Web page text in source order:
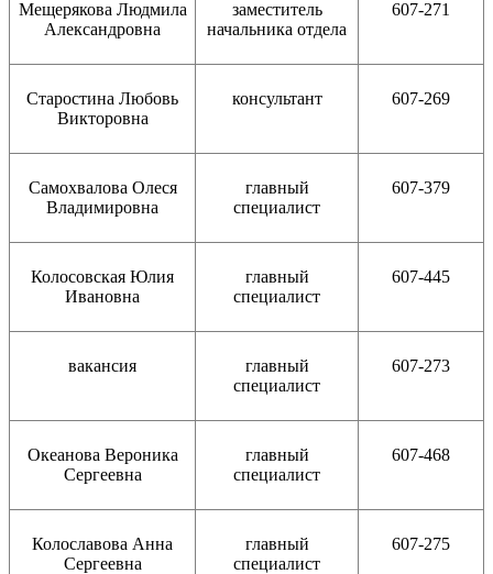
Мещерякова Людмила
Александровна
заместитель
начальника отдела
607-271
Старостина Любовь
Викторовна
консультант 607-269
Самохвалова Олеся
Владимировна
главный
специалист
607-379
Колосовская Юлия
Ивановна
главный
специалист
607-445
вакансия
главный
специалист
607-273
Океанова Вероника
Сергеевна
главный
специалист
607-468
Колославова Анна
Сергеевна
главный
специалист
607-275